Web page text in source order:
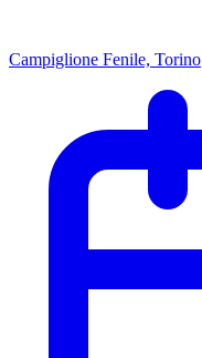
Campiglione Fenile, Torino